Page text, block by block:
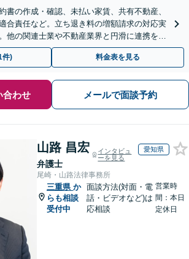
書の作成・確認、未払い家賃、共有不動産、
合責任など。立ち退き料の増額請求の対応実
他の関連士業や不動産業界と円滑に連携を行
てまいります。【初回面談無料】
件) 料金表を見る
合わせ メールで面談予約
山路 昌宏
弁護士
インタビュ
ーを見る
愛知県
尾崎・山路法律事務所
三重県 か
らも相談
受付中
面談方法(対面・電
話・ビデオなど)は
応相談
営業時
間：本日
定休日